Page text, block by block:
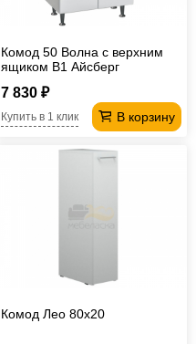
Комод 50 Волна с верхним
ящиком В1 Айсберг
7 830 ₽
В корзину
Купить в 1 клик
Комод Лео 80х20